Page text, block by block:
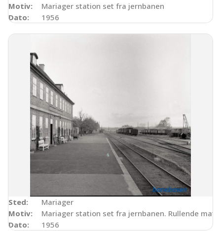
Motiv:
Mariager station set fra jernbanen
Dato:
1956
Sted:
Mariager
Motiv:
Mariager station set fra jernbanen. Rullende
Dato:
1956